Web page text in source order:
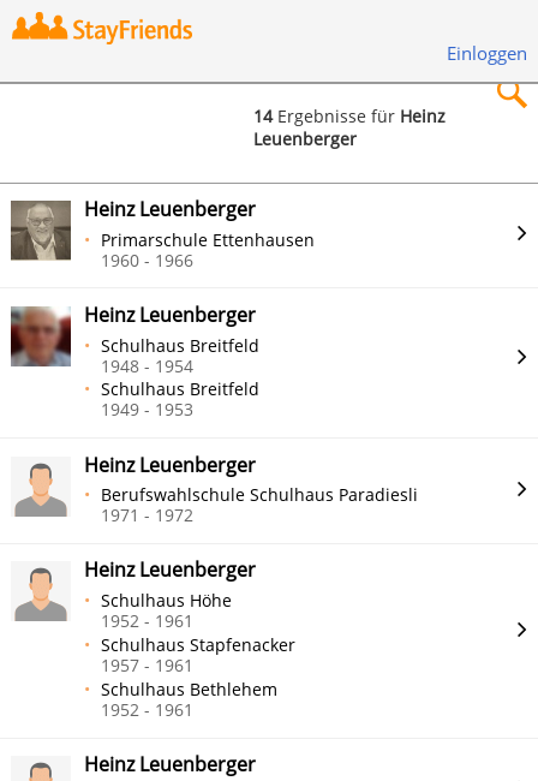
Einloggen
Suchen
14Ergebnisse für Heinz
Leuenberger
Heinz Leuenberger
Primarschule Ettenhausen
1960 - 1966
Heinz Leuenberger
Schulhaus Breitfeld
1948 - 1954
Schulhaus Breitfeld
1949 - 1953
Heinz Leuenberger
Berufswahlschule Schulhaus Paradiesli
1971 - 1972
Heinz Leuenberger
Schulhaus Höhe
1952 - 1961
Schulhaus Stapfenacker
1957 - 1961
Schulhaus Bethlehem
1952 - 1961
Heinz Leuenberger